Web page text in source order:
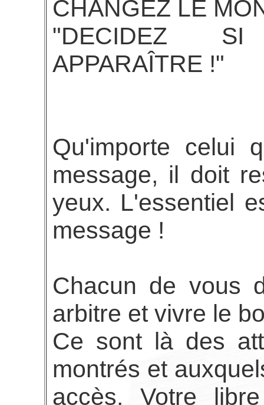
CHANGEZ LE
"DECIDEZ
APPARAÎTRE !"
Qu'importe celui
message, il doit
yeux. L'essentiel
message !
Chacun de vous
arbitre et vivre le
Ce sont là des
montrés et
accès. Votre